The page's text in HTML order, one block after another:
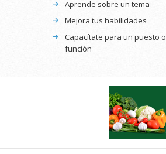
Aprende sobre un tema
Mejora tus habilidades
Capacítate para un puesto o
función